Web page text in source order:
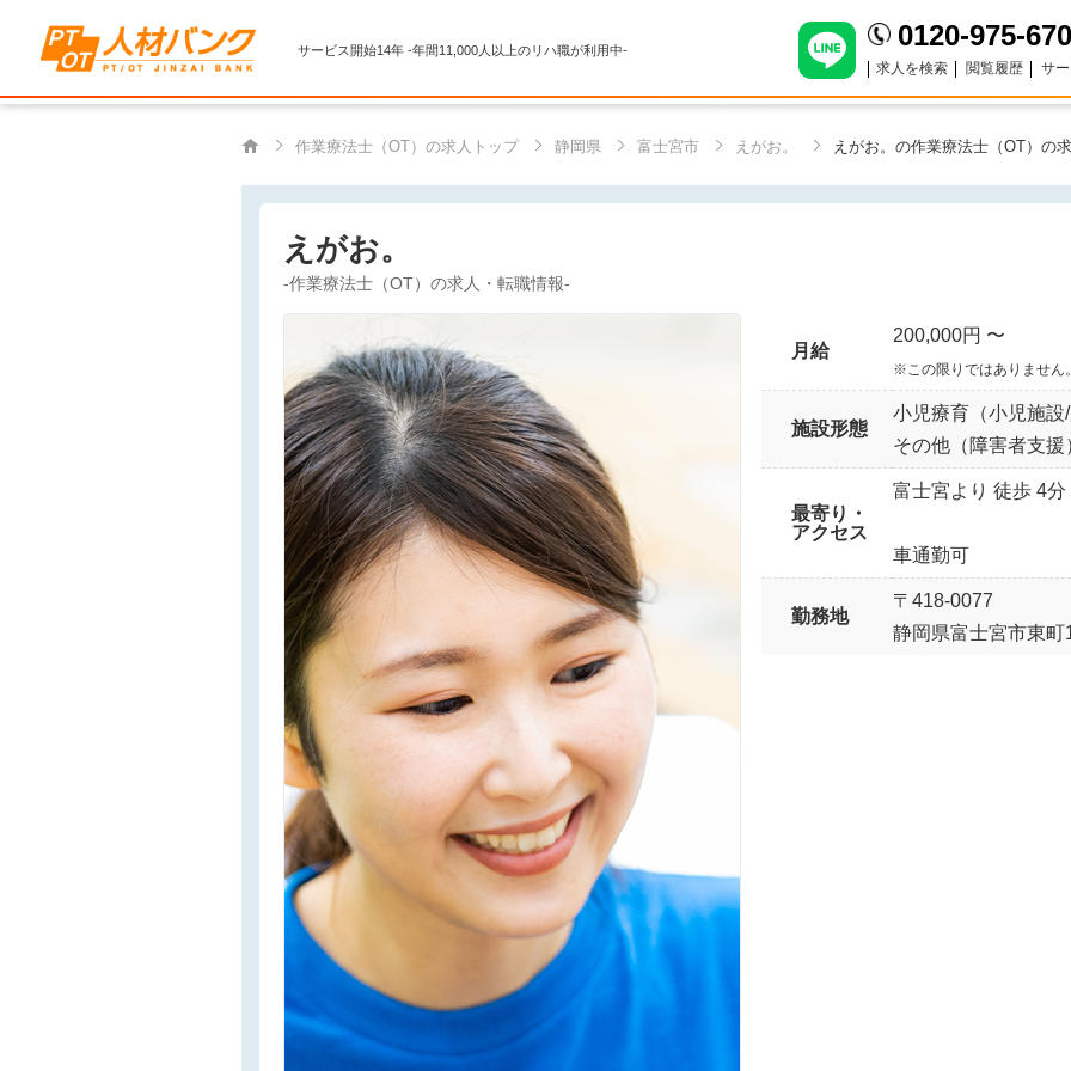
サービス開始14年 -年間11,000人以上のリハ職が利用中- 0120-975-670
求人を検索 閲覧履歴 サ
作業療法士（OT）の求人トップ 静岡県 富士宮市 えがお。 えがお。の作業療法士（OT）の
えがお。
-作業療法士（OT）の求人・転職情報-
月給
200,000円 〜
※この限りではありません
施設形態
小児療育（小児施
その他（障害者支援
最寄り・
アクセス
富士宮より 徒歩 4分
車通勤可
勤務地
〒418-0077
静岡県富士宮市東町